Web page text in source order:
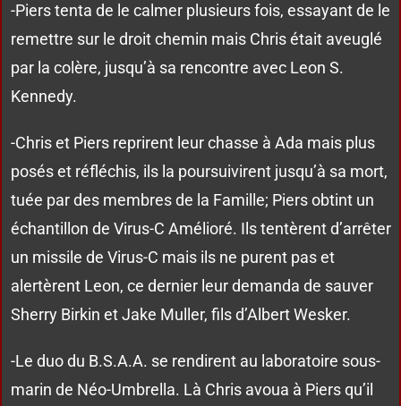
-Piers tenta de le calmer plusieurs fois, essayant de le
remettre sur le droit chemin mais Chris était aveuglé
par la colère, jusqu’à sa rencontre avec Leon S.
Kennedy.
-Chris et Piers reprirent leur chasse à Ada mais plus
posés et réfléchis, ils la poursuivirent jusqu’à sa mort,
tuée par des membres de la Famille; Piers obtint un
échantillon de Virus-C Amélioré. Ils tentèrent d’arrêter
un missile de Virus-C mais ils ne purent pas et
alertèrent Leon, ce dernier leur demanda de sauver
Sherry Birkin et Jake Muller, fils d’Albert Wesker.
-Le duo du B.S.A.A. se rendirent au laboratoire sous-
marin de Néo-Umbrella. Là Chris avoua à Piers qu’il